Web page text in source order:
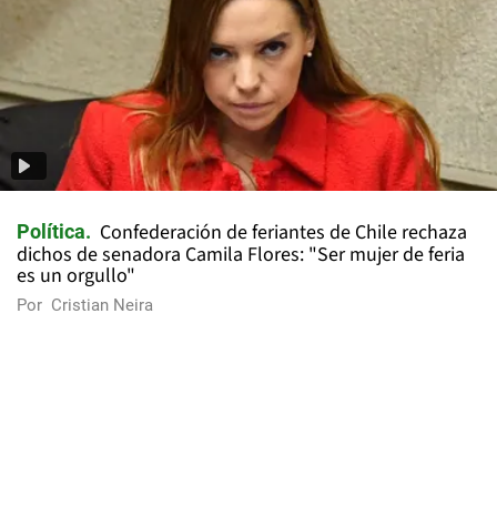
Política
Confederación de feriantes de Chile rechaza
dichos de senadora Camila Flores: "Ser mujer de feria
es un orgullo"
Por Cristian Neira